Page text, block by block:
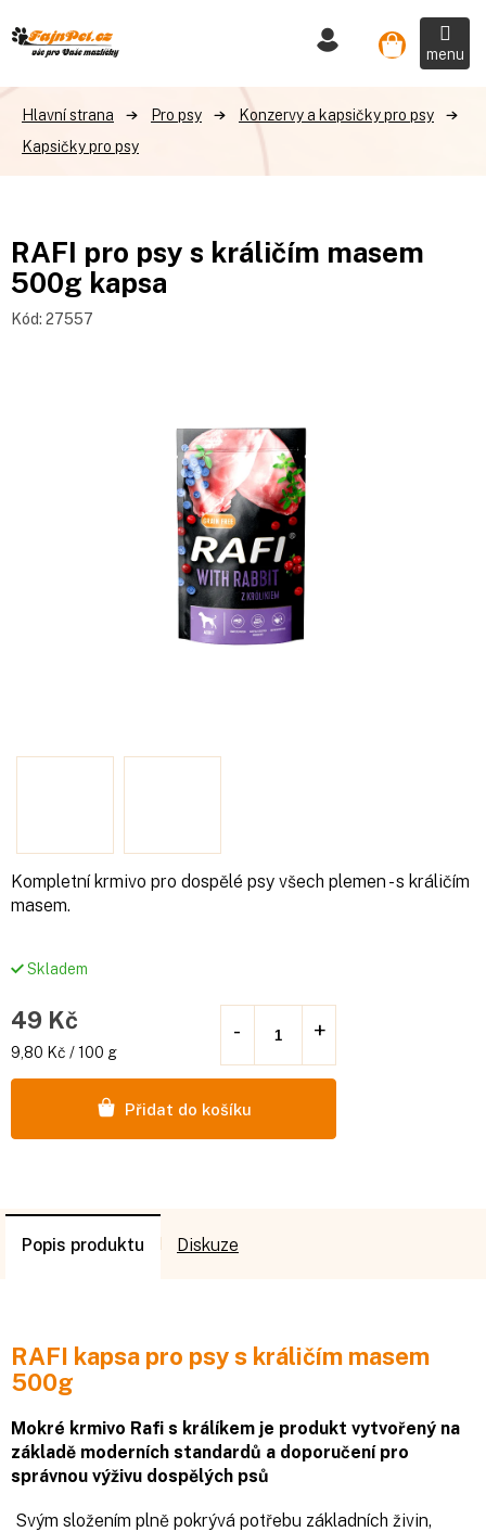
na
obsah
Nákupní
košík
Pro psy
Konzervy a kapsičky pro psy
Kapsičky pro psy
RAFI pro psy s králičím masem
500g kapsa
Kód: 27557
Skladem
49 Kč
Měrná
9,80 Kč / 100 g
Přidat do košíku
Kompletní krmivo pro dospělé psy všech plemen - s králičím
masem.
Popis Diskuze
RAFI kapsa pro psy s králičím masem
500g
Mokré krmivo Rafi s králíkem je produkt vytvořený na
základě moderních standardů a doporučení pro
správnou výživu dospělých psů
Svým složením plně pokrývá potřebu základních živin,